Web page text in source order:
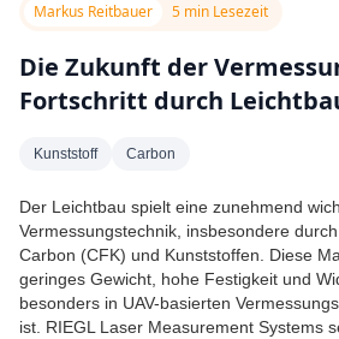
Markus Reitbauer 5 min Lesezeit
Die Zukunft der
Fortschritt durch
Kunststoff Carbon
Der Leichtbau spielt eine zunehmend
Vermessungstechnik, insbesondere
Carbon (CFK) und Kunststoffen. Diese
geringes Gewicht, hohe Festigkeit und
besonders in UAV-basierten
ist. RIEGL Laser Measurement Systems